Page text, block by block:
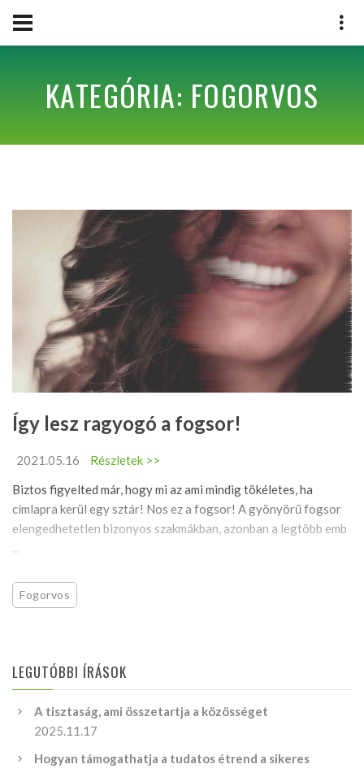
KATEGÓRIA: FOGORVOS
Így lesz ragyogó a fogsor!
2021.05.16
Részletek >>
Biztos figyelted már, hogy mi az ami mindig tökéletes, ha
címlapra kerül egy sztár! Nos ez a fogsor! A gyönyörű fogsor
elengedhetetlen bizonyos szakmákban, azonban a legtöbb emb
...
Fogorvos
LEGUTÓBBI ÍRÁSOK
A tisztaság, ami összetartja a közösséget
2025.11.17
Hogyan támogathatja a tudatos étrend a sikeres